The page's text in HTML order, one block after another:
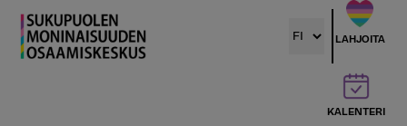
Hyppää
pääsisältöön
Hyppää
ensisijaiseen
sivupalkkiin
LAHJOITA
KALENTERI